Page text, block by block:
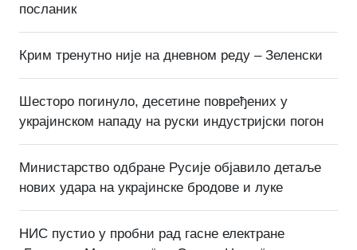
посланик
Крим тренутно није на дневном реду – Зеленски
Шесторо погинуло, десетине повређених у
украјинском нападу на руски индустријски погон
Министарство одбране Русије објавило детаље
нових удара на украјинске бродове и луке
НИС пустио у пробни рад гасне електране